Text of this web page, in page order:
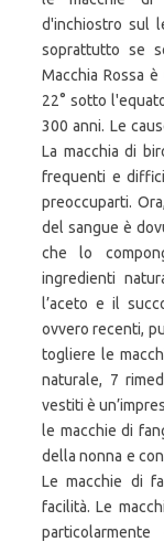
d'inchiostro sul
soprattutto se
Macchia Rossa
22° sotto
300 anni. Le
La macchia di
frequenti e
preoccuparti.
del sangue è
che lo
ingredienti
l’aceto e il
ovvero recenti,
togliere le
naturale, 7
vestiti è
le macchie di
della nonna e
Le macchie di
facilità. Le